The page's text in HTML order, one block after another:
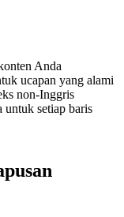
Anda
ucapan yang alami
non-Inggris
untuk setiap baris